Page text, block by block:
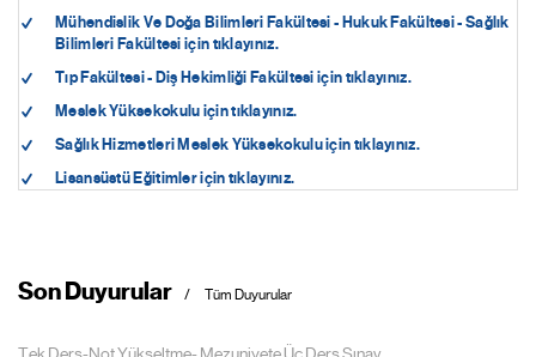
Mühendislik Ve Doğa Bilimleri Fakültesi - Hukuk Fakültesi - Sağlık
Bilimleri Fakültesi için tıklayınız.
Tıp Fakültesi - Diş Hekimliği Fakültesi için tıklayınız.
Meslek Yüksekokulu için tıklayınız.
Sağlık Hizmetleri Meslek Yüksekokulu için tıklayınız.
Lisansüstü Eğitimler için tıklayınız.
Son Duyurular Tüm Duyurular